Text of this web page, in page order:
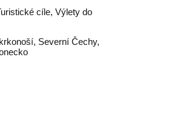
cíle, Výlety do
, Severní Čechy,